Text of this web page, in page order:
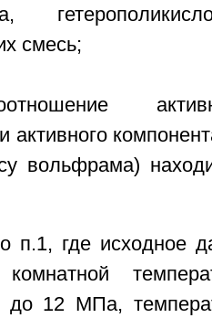
смесь;
активного
вольфрама)
п.1, где исходное
до 12 МПа,